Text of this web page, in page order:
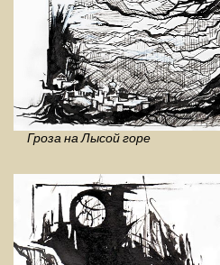
Гроза на Лысой горе